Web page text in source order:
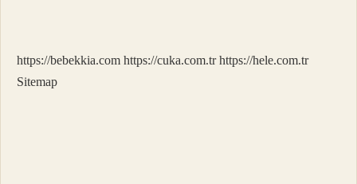
https://bebekkia.com https://cuka.com.tr https://hele.com.tr
Sitemap